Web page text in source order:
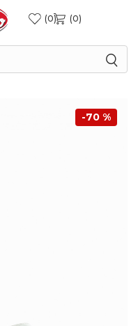
0 0
-70 %